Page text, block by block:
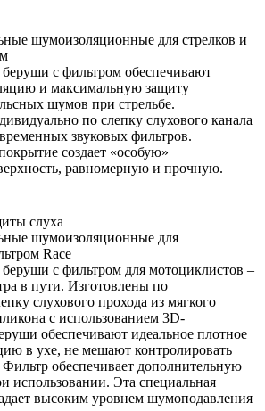
шумоизоляционные для стрелков и
с фильтром обеспечивают
и максимальную защиту
шумов при стрельбе.
по слепку слухового канала
звуковых фильтров.
создает «особую»
равномерную и прочную.
шумоизоляционные для
Race
с фильтром для мотоциклистов –
в пути. Изготовлены по
слухового прохода из мягкого
с использованием 3D-
обеспечивают идеальное плотное
в ухе, не мешают контролировать
обеспечивает дополнительную
использовании. Эта специальная
высоким уровнем шумоподавления